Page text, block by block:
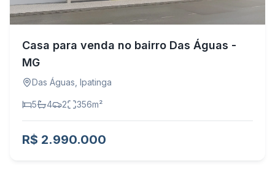
Casa para venda no bairro Das Águas -
MG
Das Águas Ipatinga
5 4 2 356m²
R$ 2.990.000